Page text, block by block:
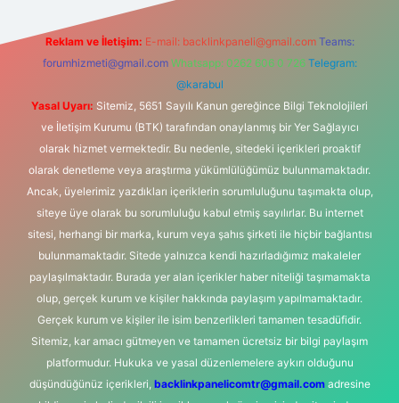
Reklam ve İletişim: E-mail: backlinkpaneli@gmail.com Teams:
forumhizmeti@gmail.com Whatsapp: 0262 606 0 726 Telegram:
@karabul
Yasal Uyarı: Sitemiz, 5651 Sayılı Kanun gereğince Bilgi Teknolojileri
ve İletişim Kurumu (BTK) tarafından onaylanmış bir Yer Sağlayıcı
olarak hizmet vermektedir. Bu nedenle, sitedeki içerikleri proaktif
olarak denetleme veya araştırma yükümlülüğümüz bulunmamaktadır.
Ancak, üyelerimiz yazdıkları içeriklerin sorumluluğunu taşımakta olup,
siteye üye olarak bu sorumluluğu kabul etmiş sayılırlar. Bu internet
sitesi, herhangi bir marka, kurum veya şahıs şirketi ile hiçbir bağlantısı
bulunmamaktadır. Sitede yalnızca kendi hazırladığımız makaleler
paylaşılmaktadır. Burada yer alan içerikler haber niteliği taşımamakta
olup, gerçek kurum ve kişiler hakkında paylaşım yapılmamaktadır.
Gerçek kurum ve kişiler ile isim benzerlikleri tamamen tesadüfidir.
Sitemiz, kar amacı gütmeyen ve tamamen ücretsiz bir bilgi paylaşım
platformudur. Hukuka ve yasal düzenlemelere aykırı olduğunu
düşündüğünüz içerikleri, backlinkpanelicomtr@gmail.comadresine